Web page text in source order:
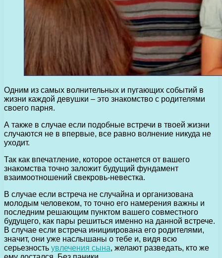
Одним из самых волнительных и пугающих событий в
жизни каждой девушки – это знакомство с родителями
своего парня.
А также в случае если подобные встречи в твоей жизни
случаются не в впервые, все равно волнение никуда не
уходит.
Так как впечатление, которое останется от вашего
знакомства точно заложит будущий фундамент
взаимоотношений свекровь-невестка.
В случае если встреча не случайна и организована
молодым человеком, то точно его намерения важны и
последним решающим пунктом вашего совместного
будущего, как пары решиться именно на данной встрече.
В случае если встреча инициирована его родителями,
значит, они уже наслышаны о тебе и, видя всю
серьезность увлечения сына, желают разведать, кто же